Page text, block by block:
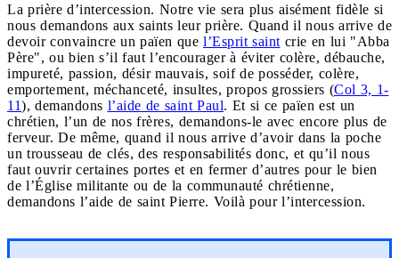
La prière d’intercession. Notre vie sera plus aisément fidèle si
nous demandons aux saints leur prière. Quand il nous arrive de
devoir convaincre un païen que l’Esprit saint crie en lui "Abba
Père", ou bien s’il faut l’encourager à éviter colère, débauche,
impureté, passion, désir mauvais, soif de posséder, colère,
emportement, méchanceté, insultes, propos grossiers (Col 3, 1-
11), demandons l’aide de saint Paul. Et si ce païen est un
chrétien, l’un de nos frères, demandons-le avec encore plus de
ferveur. De même, quand il nous arrive d’avoir dans la poche
un trousseau de clés, des responsabilités donc, et qu’il nous
faut ouvrir certaines portes et en fermer d’autres pour le bien
de l’Église militante ou de la communauté chrétienne,
demandons l’aide de saint Pierre. Voilà pour l’intercession.